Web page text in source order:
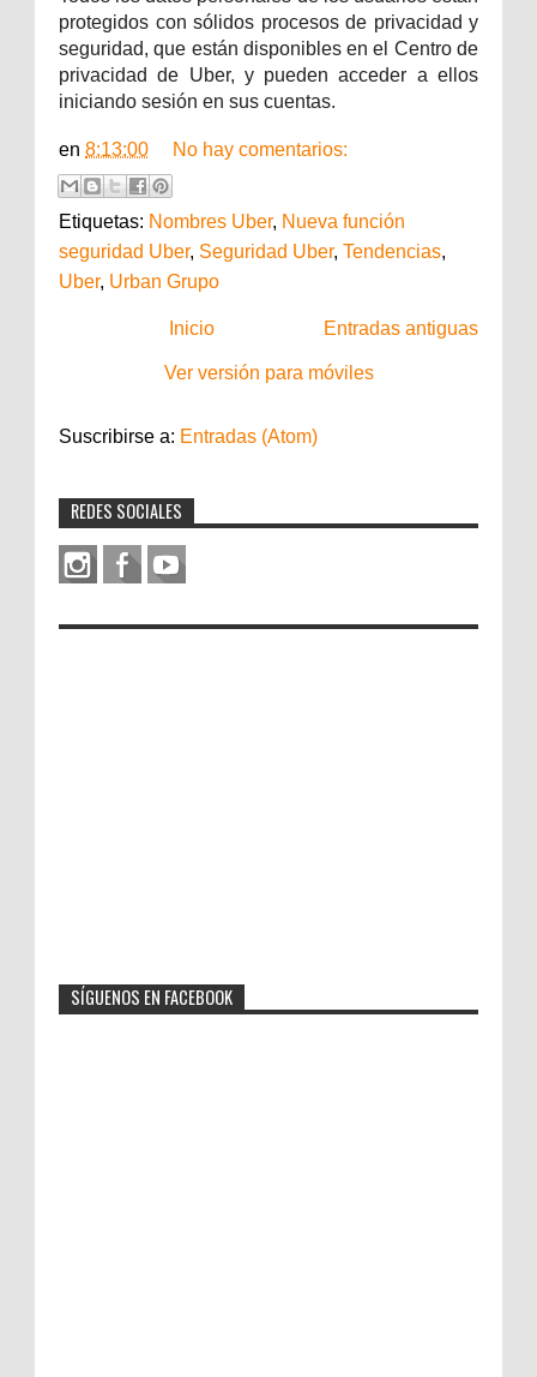
protegidos con sólidos procesos de privacidad y
seguridad, que están disponibles en el Centro de
privacidad de Uber, y pueden acceder a ellos
iniciando sesión en sus cuentas.
en 8:13:00 No hay comentarios:
Etiquetas: Nombres Uber, Nueva función
seguridad Uber, Seguridad Uber, Tendencias,
Uber, Urban Grupo
Entradas antiguas
Inicio
Ver versión para móviles
Suscribirse a: Entradas (Atom)
REDES SOCIALES
SÍGUENOS EN FACEBOOK